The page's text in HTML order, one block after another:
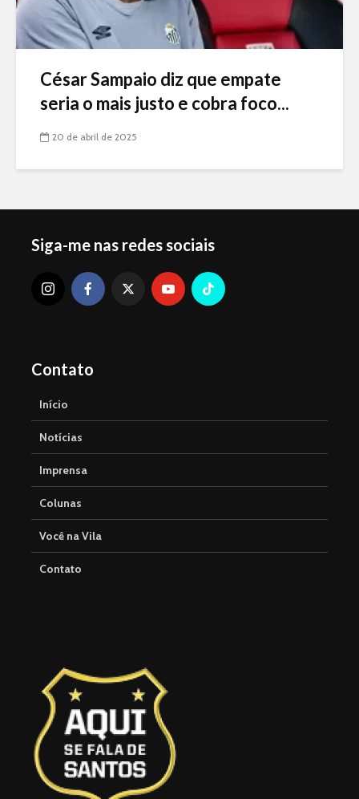
César Sampaio diz que empate
seria o mais justo e cobra foco...
20 de abril de 2025
Siga-me nas redes sociais
Contato
Início
Notícias
Imprensa
Colunas
Você na Vila
Contato